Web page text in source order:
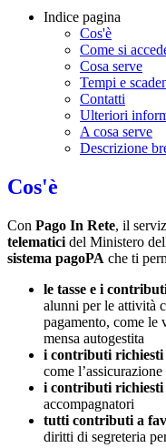
Indice pagina
Cos'è
Come si
Cosa serve
Tempi e
Contatti
Ulteriori
A cosa serve
Descrizione
Cos'è
Con Pago In Rete, il
telematici del Ministero
sistema pagoPA che ti
le tasse e i
alunni per le attività
pagamento, come le
mensa autogestita
i contributi richiesti
come
i contributi richiesti
accompagnatori
tutti contributi a
diritti di segreteria